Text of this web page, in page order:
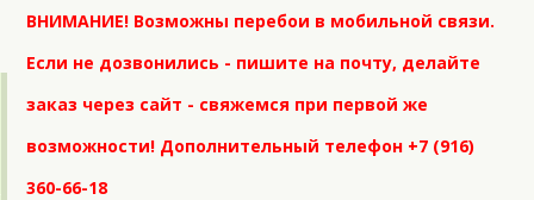
ВНИМАНИЕ! Возможны перебои в мобильной связи.
Если не дозвонились - пишите на почту, делайте
заказ через сайт - свяжемся при первой же
возможности! Дополнительный телефон +7 (916)
360-66-18